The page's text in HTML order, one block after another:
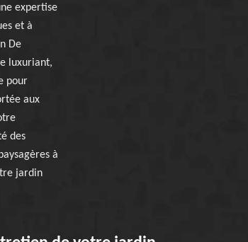
expertise
et à
De
luxuriant,
pour
aux
des
à
jardin